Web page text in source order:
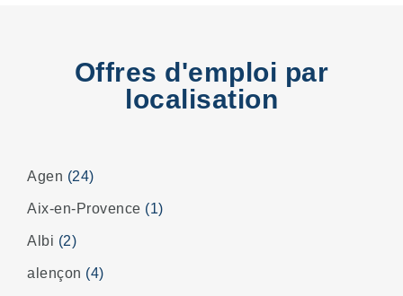
Offres d'emploi par
localisation
Agen (24)
Aix-en-Provence (1)
Albi (2)
alençon (4)